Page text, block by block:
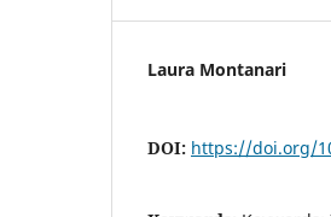
Laura Montanari
DOI: https://doi.org/